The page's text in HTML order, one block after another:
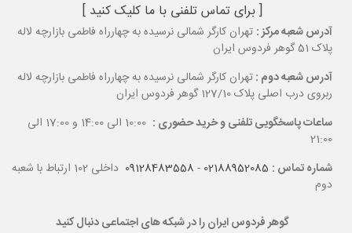
[ برای تماس تلفنی با ما کلیک کنید ]
آدرس شعبه مرکز : تهران کارگر شمالی نرسیده به چهارراه فاطمی بازارچه لاله
پلاک 51 گوهر فردوس ایران
آدرس شعبه دوم :تهران کارگر شمالی نرسیده به چهارراه فاطمی بازارچه لاله
ربروی درب اصلی پلاک 127/10 گوهر فردوس ایران
ساعات پاسخگویی تلفنی و خرید حضوری :
10:00 الی 14:00 و 17:00 الی
21:00
شماره تماس : 02188952085
-
09128483558
داخلی 102 ارتباط با شعبه
دوم
گوهر فردوس ایران را در شبکه های اجتماعی دنبال کنید